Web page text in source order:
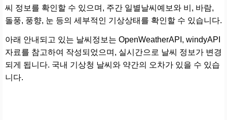
씨 정보를 확인할 수 있으며, 주간 일별날씨예보와 비, 바람,
돌풍, 풍향, 눈 등의 세부적인 기상상태를 확인할 수 있습니다.
아래 안내되고 있는 날씨정보는 OpenWeatherAPI, windyAPI
자료를 참고하여 작성되었으며, 실시간으로 날씨 정보가 변경
되게 됩니다. 국내 기상청 날씨와 약간의 오차가 있을 수 있습
니다.